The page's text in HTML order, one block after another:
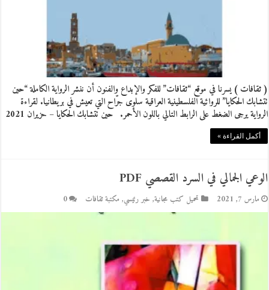
( ثقافات ) يسرنا في موقع “ثقافات” للفكر والإبداع والفنون أن ننشر الرواية الكاملة “حين
تتشابك الحكايا” للروائية الفلسطينية العراقية سلوى جرّاح التي تعيش في بريطانيا. لقراءة
الرواية يرجى الضغط على الرابط التالي باللون الأحمر. حين تتشابك الحكايا – حزيران 2021
أكمل القراءة »
الوعي الجمالي في السرد القصصي PDF
مارس 7, 2021 تحميل كتب مجانية, خبر رئيسي, مكتبة ثقافات 0